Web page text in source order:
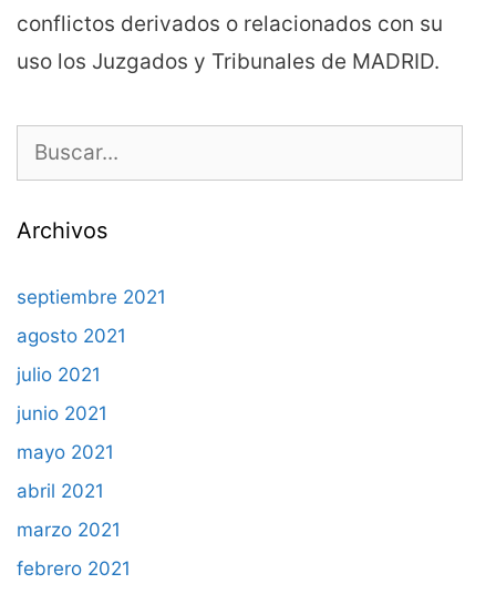
conflictos derivados o relacionados con su
uso los Juzgados y Tribunales de MADRID.
Buscar:
Archivos
septiembre 2021
agosto 2021
julio 2021
junio 2021
mayo 2021
abril 2021
marzo 2021
febrero 2021